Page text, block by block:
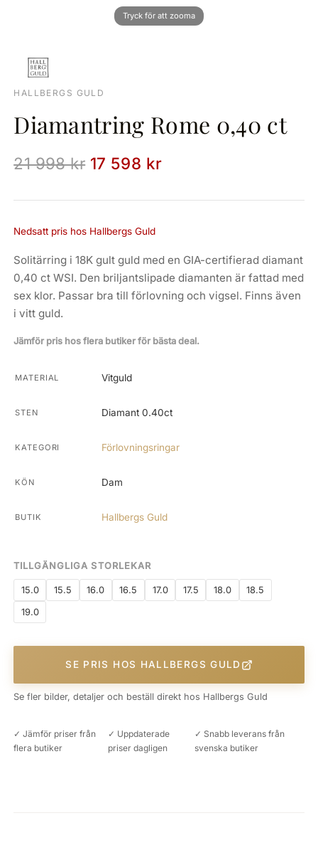
HALLBERGS GULD
Diamantring Rome 0,40 ct
21 998 kr 17 598 kr
Nedsatt pris hos Hallbergs Guld
Solitärring i 18K gult guld med en GIA-certifierad diamant
0,40 ct WSI. Den briljantslipade diamanten är fattad med
sex klor. Passar bra till förlovning och vigsel. Finns även
i vitt guld.
Jämför pris hos flera butiker för bästa deal.
MATERIAL Vitguld
STEN Diamant 0.40ct
KATEGORI Förlovningsringar
KÖN Dam
BUTIK Hallbergs Guld
TILLGÄNGLIGA STORLEKAR
15.0 15.5 16.0 16.5 17.0 17.5 18.0 18.5
19.0
SE PRIS HOS HALLBERGS GULD
Se fler bilder, detaljer och beställ direkt hos Hallbergs Guld
✓ Jämför priser från
flera butiker
✓ Uppdaterade
priser dagligen
✓ Snabb leverans från
svenska butiker